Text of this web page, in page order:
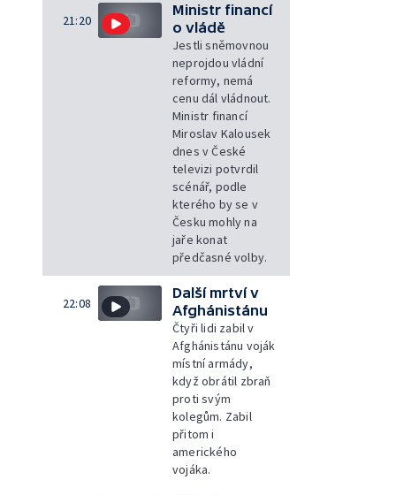
21:20
Ministr financí
o vládě
Jestli sněmovnou
neprojdou vládní
reformy, nemá
cenu dál vládnout.
Ministr financí
Miroslav Kalousek
dnes v České
televizi potvrdil
scénář, podle
kterého by se v
Česku mohly na
jaře konat
předčasné volby.
22:08
Další mrtví v
Afghánistánu
Čtyři lidi zabil v
Afghánistánu voják
místní armády,
když obrátil zbraň
proti svým
kolegům. Zabil
přitom i
amerického
vojáka.